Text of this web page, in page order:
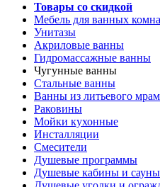
Товары со скидкой
Мебель для ванных
Унитазы
Акриловые ванны
Гидромассажные ванны
Чугунные ванны
Стальные ванны
Ванны из литьевого
Раковины
Мойки кухонные
Инсталляции
Смесители
Душевые программы
Душевые кабины и сауны